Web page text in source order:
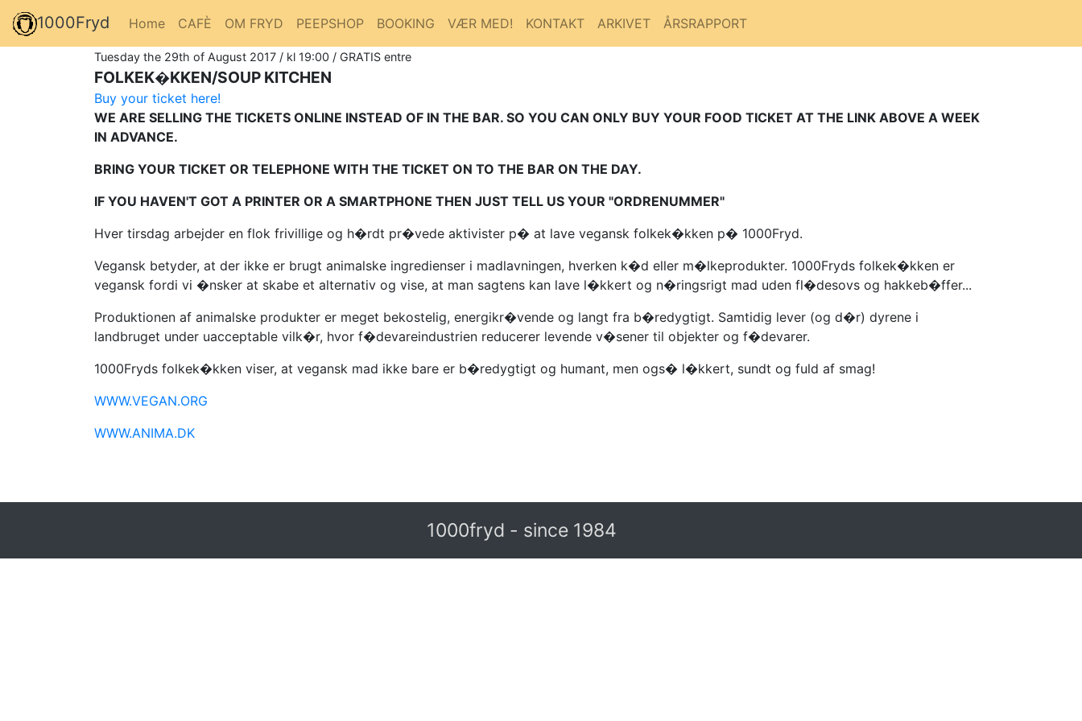
1000Fryd Home CAFÈ OM FRYD PEEPSHOP BOOKING VÆR MED! KONTAKT ARKIVET ÅRSRAPPORT
Tuesday the 29th of August 2017 / kl 19:00 / GRATIS entre
FOLKEK�KKEN/SOUP KITCHEN
Buy your ticket here!
WE ARE SELLING THE TICKETS ONLINE INSTEAD OF IN THE BAR. SO YOU CAN ONLY BUY YOUR FOOD TICKET AT THE LINK ABOVE A WEEK
IN ADVANCE.
BRING YOUR TICKET OR TELEPHONE WITH THE TICKET ON TO THE BAR ON THE DAY.
IF YOU HAVEN'T GOT A PRINTER OR A SMARTPHONE THEN JUST TELL US YOUR "ORDRENUMMER"
Hver tirsdag arbejder en flok frivillige og h�rdt pr�vede aktivister p� at lave vegansk folkek�kken p� 1000Fryd.
Vegansk betyder, at der ikke er brugt animalske ingredienser i madlavningen, hverken k�d eller m�lkeprodukter. 1000Fryds folkek�kken er
vegansk fordi vi �nsker at skabe et alternativ og vise, at man sagtens kan lave l�kkert og n�ringsrigt mad uden fl�desovs og hakkeb�ffer...
Produktionen af animalske produkter er meget bekostelig, energikr�vende og langt fra b�redygtigt. Samtidig lever (og d�r) dyrene i
landbruget under uacceptable vilk�r, hvor f�devareindustrien reducerer levende v�sener til objekter og f�devarer.
1000Fryds folkek�kken viser, at vegansk mad ikke bare er b�redygtigt og humant, men ogs� l�kkert, sundt og fuld af smag!
WWW.VEGAN.ORG
WWW.ANIMA.DK
1000fryd - since 1984